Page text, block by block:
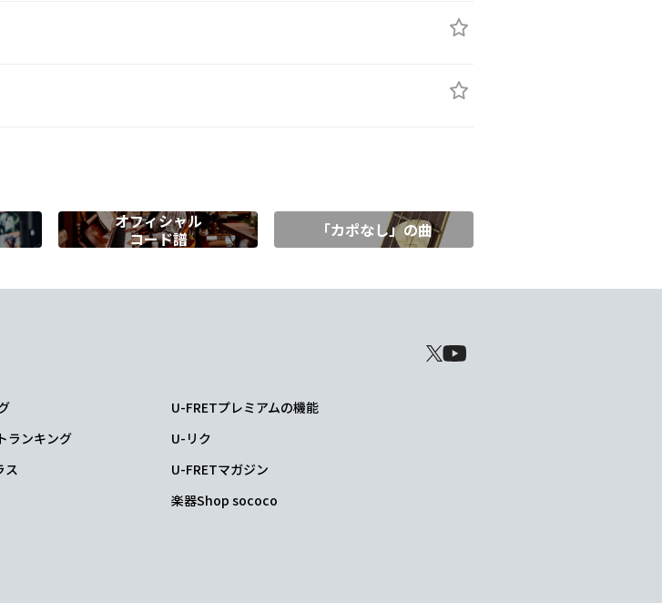
オフィシャル
コード譜
「カポなし」の曲
ランキング
ス
U-FRETプレミアムの機能
U-リク
U-FRETマガジン
楽器Shop sococo